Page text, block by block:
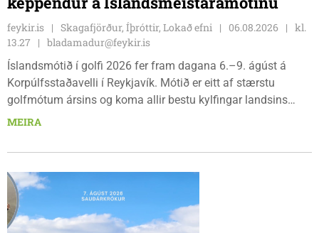
feykir.is Skagafjörður, Íþróttir, Lokað efni 06.08.2026
kl.
13.27
bladamadur@feykir.is
Íslandsmótið í golfi 2026 fer fram dagana 6.–9. ágúst á
Korpúlfsstaðavelli í Reykjavík. Mótið er eitt af stærstu
golfmótum ársins og koma allir bestu kylfingar landsins
saman til að sýna hæfileika sína. Golfklúbbur Skagafjarðar
Dagbjörtu Sísí Einarsdóttur, sem er nýkrýndur klúbbmeistari
MEIRA